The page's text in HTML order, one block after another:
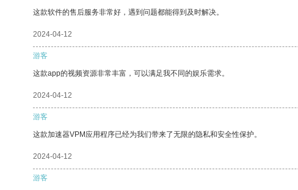
这款软件的售后服务非常好，遇到问题都能得到及时解决。
2024-04-12
游客
这款app的视频资源非常丰富，可以满足我不同的娱乐需求。
2024-04-12
游客
这款加速器VPM应用程序已经为我们带来了无限的隐私和安全性保护。
2024-04-12
游客